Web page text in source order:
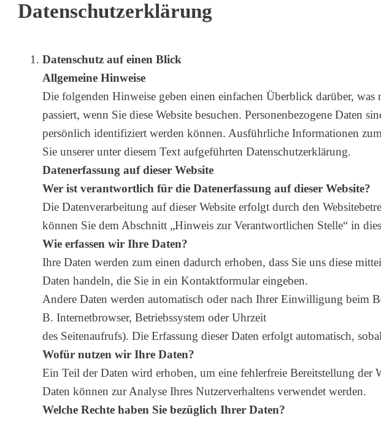
Datenschutzerklärung
Datenschutz auf einen Blick
Allgemeine Hinweise
Die folgenden Hinweise geben einen einfachen Überblick darüber, was
passiert, wenn Sie diese Website besuchen. Personenbezogene Daten
persönlich identifiziert werden können. Ausführliche Informationen
Sie unserer unter diesem Text aufgeführten Datenschutzerklärung.
Datenerfassung auf dieser Website
Wer ist verantwortlich für die Datenerfassung auf dieser Website?
Die Datenverarbeitung auf dieser Website erfolgt durch den
können Sie dem Abschnitt „Hinweis zur Verantwortlichen Stelle“ in
Wie erfassen wir Ihre Daten?
Ihre Daten werden zum einen dadurch erhoben, dass Sie uns diese
Daten handeln, die Sie in ein Kontaktformular eingeben.
Andere Daten werden automatisch oder nach Ihrer Einwilligung beim
B. Internetbrowser, Betriebssystem oder Uhrzeit
des Seitenaufrufs). Die Erfassung dieser Daten erfolgt automatisch,
Wofür nutzen wir Ihre Daten?
Ein Teil der Daten wird erhoben, um eine fehlerfreie Bereitstellung der
Daten können zur Analyse Ihres Nutzerverhaltens verwendet werden.
Welche Rechte haben Sie bezüglich Ihrer Daten?